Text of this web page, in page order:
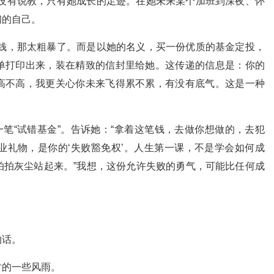
自己。
，那太粗暴了。而是以她的名义，买一份优质的基金定投，
印出来，装在精致的信封里给她。这传递的信息是：你的
高，我更关心你未来飞得累不累，有没有底气。这是一种
“试错基金”。告诉她：“拿着这笔钱，去做你想做的，去犯
物，是你的‘失败豁免权’。人生第一课，不是学会如何成
灰尘站起来。”我想，这份允许失败的勇气，可能比任何成
。
一些风雨。